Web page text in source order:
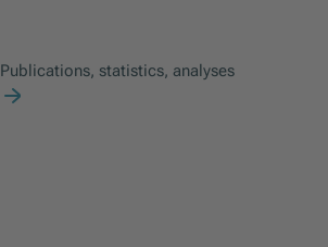
Publications, statistics, analyses